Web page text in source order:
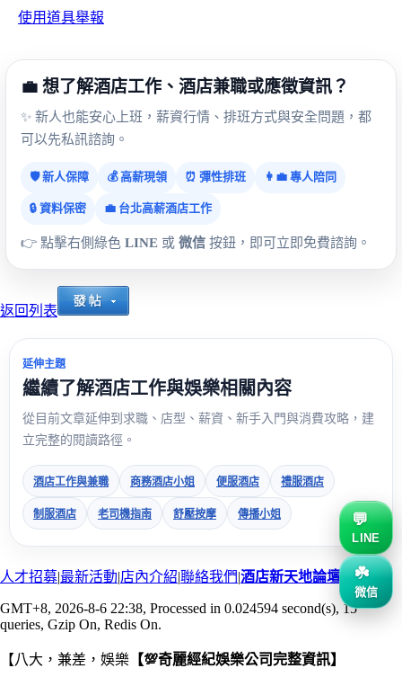
使用道具舉報
💼 想了解酒店工作、酒店兼職或應徵資訊？
✨ 新人也能安心上班，薪資行情、排班方式與安全問題，都
可以先私訊諮詢。
🛡️ 新人保障 💰 高薪現領 ⏰ 彈性排班 👩‍💼 專人陪同
🔒 資料保密 💼 台北高薪酒店工作
👉 點擊右側綠色 LINE 或 微信 按鈕，即可立即免費諮詢。
返回列表
延伸主題
繼續了解酒店工作與娛樂相關內容
從目前文章延伸到求職、店型、薪資、新手入門與消費攻略，建
立完整的閱讀路徑。
酒店工作與兼職 商務酒店小姐 便服酒店 禮服酒店
制服酒店 老司機指南 舒壓按摩 傳播小姐
人才招募|最新活動|店內介紹|聯絡我們|酒店新天地論壇
GMT+8, 2026-8-6 22:38, Processed in 0.024594 second(s), 15
queries, Gzip On, Redis On.
【八大，兼差，娛樂 【💯奇麗經紀娛樂公司完整資訊】
LINE
微信